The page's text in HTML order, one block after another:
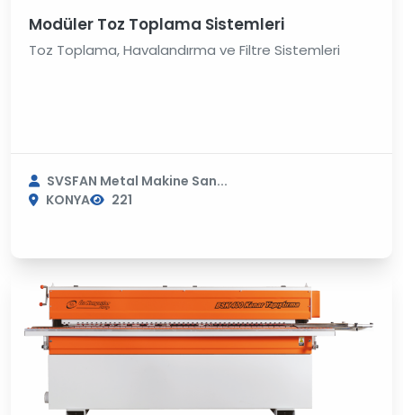
Modüler Toz Toplama Sistemleri
Toz Toplama, Havalandırma ve Filtre Sistemleri
SVSFAN Metal Makine San...
KONYA
221